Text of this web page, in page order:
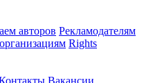
авторов Рекламодателям
Rights
Вакансии